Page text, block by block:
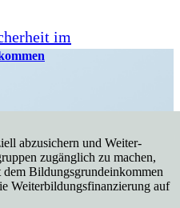
im
abzusi­chern und Weiter­
zugänglich zu machen,
Bildungs­grund­ein­kommen
Weiter­bil­dungs­fi­nan­zierung auf